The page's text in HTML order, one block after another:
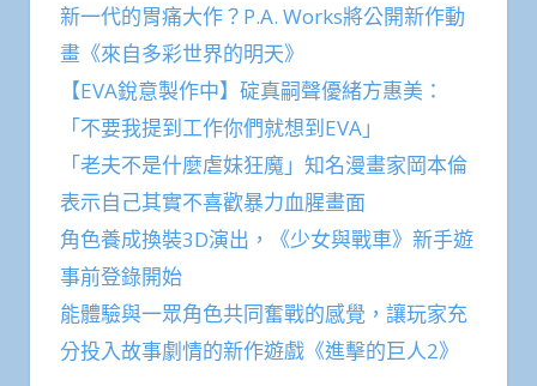
新一代的胃痛大作？P.A. Works將公開新作動
畫《來自多彩世界的明天》
【EVA銳意製作中】碇真嗣聲優緒方惠美：
「不要我提到工作你們就想到EVA」
「老夫不是什麼虐妹狂魔」知名漫畫家岡本倫
表示自己其實不喜歡暴力血腥畫面
角色養成換裝3D演出，《少女與戰車》新手遊
事前登錄開始
能體驗與一眾角色共同奮戰的感覺，讓玩家充
分投入故事劇情的新作遊戲《進擊的巨人2》